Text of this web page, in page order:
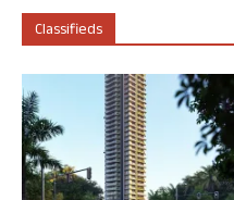
Classifieds